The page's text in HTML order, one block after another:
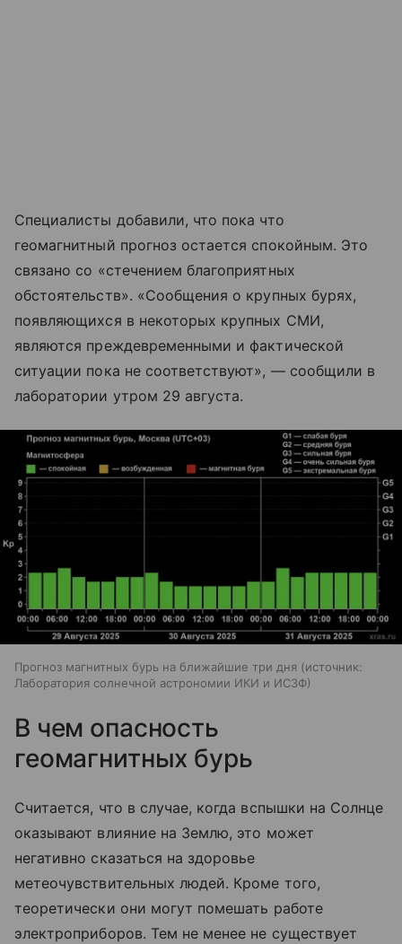
Специалисты добавили, что пока что
геомагнитный прогноз остается спокойным. Это
связано со «стечением благоприятных
обстоятельств». «Сообщения о крупных бурях,
появляющихся в некоторых крупных СМИ,
являются преждевременными и фактической
ситуации пока не соответствуют», — сообщили в
лаборатории утром 29 августа.
Прогноз магнитных бурь на ближайшие три дня
источник:
Лаборатория солнечной астрономии ИКИ и ИСЗФ
В чем опасность
геомагнитных бурь
Считается, что в случае, когда вспышки на Солнце
оказывают влияние на Землю, это может
негативно сказаться на здоровье
метеочувствительных людей. Кроме того,
теоретически они могут помешать работе
электроприборов. Тем не менее не существует